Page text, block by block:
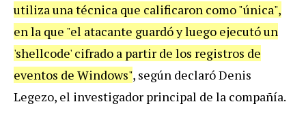
utiliza una técnica que calificaron como "única",
en la que "el atacante guardó y luego ejecutó un
'shellcode' cifrado a partir de los registros de
eventos de Windows", según declaró Denis
Legezo, el investigador principal de la compañía.